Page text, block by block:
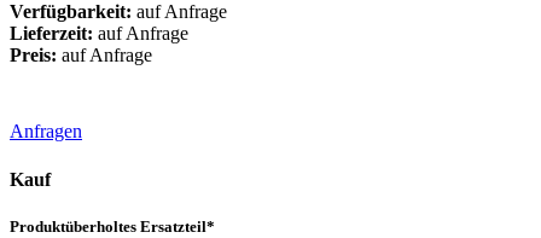
Verfügbarkeit: auf Anfrage
Lieferzeit: auf Anfrage
Preis: auf Anfrage
Anfragen
Kauf
Produktüberholtes Ersatzteil*